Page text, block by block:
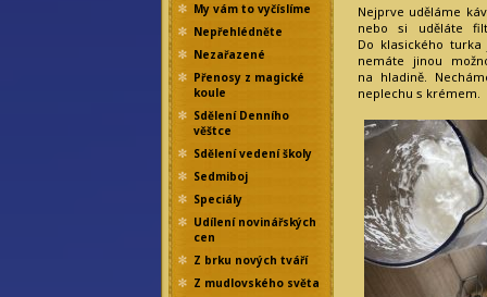
My vám to vyčíslíme
Nepřehlédněte
Nezařazené
Přenosy z magické
koule
Sdělení Denního
věštce
Sdělení vedení školy
Sedmiboj
Speciály
Udílení novinářských
cen
Z brku nových tváří
Z mudlovského světa
Nejprve uděláme
nebo si uděláte
Do klasického
nemáte jinou
na hladině.
neplechu s krémem.